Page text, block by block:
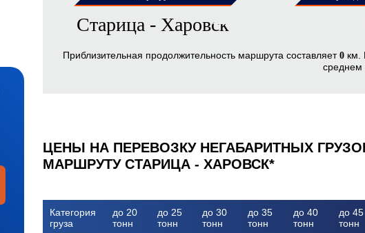
Старица - Харовск
Приблизительная продолжительность маршрута составляет 0км.
среднем
ЦЕНЫ НА ПЕРЕВОЗКУ НЕГАБАРИТНЫХ
МАРШРУТУ СТАРИЦА - ХАРОВСК*
Категория
груза
до 20
тонн
до 25
тонн
до 30
тонн
до 35
тонн
до 40
тонн
до 45
тонн